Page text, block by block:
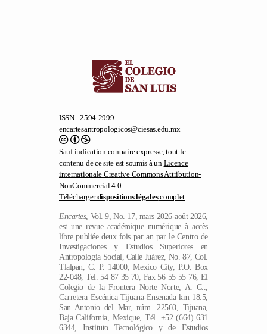
ISSN : 2594-2999.
encartesantropologicos@ciesas.edu.mx
Sauf indication contraire expresse, tout le
contenu de ce site est soumis à un Licence
internationale Creative Commons Attribution-
NonCommercial 4.0.
Téléchargerdispositions légalescomplet
Encartes, Vol. 9, No. 17, mars 2026-août 2026,
est une revue académique numérique à accès
libre publiée deux fois par an par le Centro de
Investigaciones y Estudios Superiores en
Antropología Social, Calle Juárez, No. 87, Col.
Tlalpan, C. P. 14000, Mexico City, P.O. Box
22-048, Tel. 54 87 35 70, Fax 56 55 55 76, El
Colegio de la Frontera Norte Norte, A. C..,
Carretera Escénica Tijuana-Ensenada km 18.5,
San Antonio del Mar, núm. 22560, Tijuana,
Baja California, Mexique, Tél. +52 (664) 631
6344, Instituto Tecnológico y de Estudios